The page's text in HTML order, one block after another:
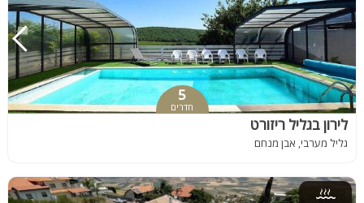
5
חדרים
לירון בגליל ריזורט
גליל מערבי, אבן מנחם